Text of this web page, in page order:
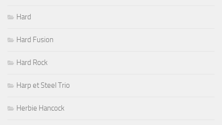
Hard
Hard Fusion
Hard Rock
Harp et Steel Trio
Herbie Hancock